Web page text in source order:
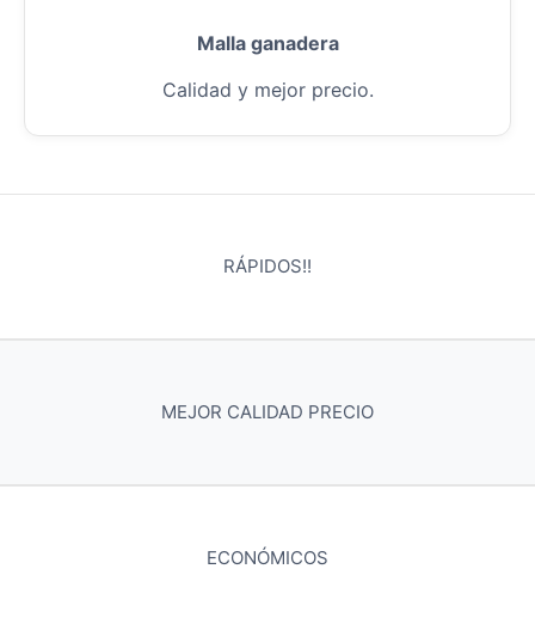
Malla ganadera
Calidad y mejor precio.
RÁPIDOS!!
MEJOR CALIDAD PRECIO
ECONÓMICOS